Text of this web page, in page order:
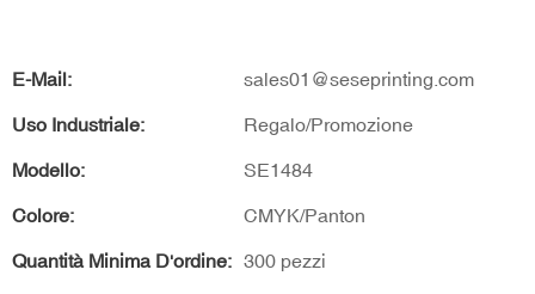
E-Mail: sales01@seseprinting.com
Uso Industriale: Regalo/Promozione
Modello: SE1484
Colore: CMYK/Panton
Quantità Minima D'ordine: 300 pezzi